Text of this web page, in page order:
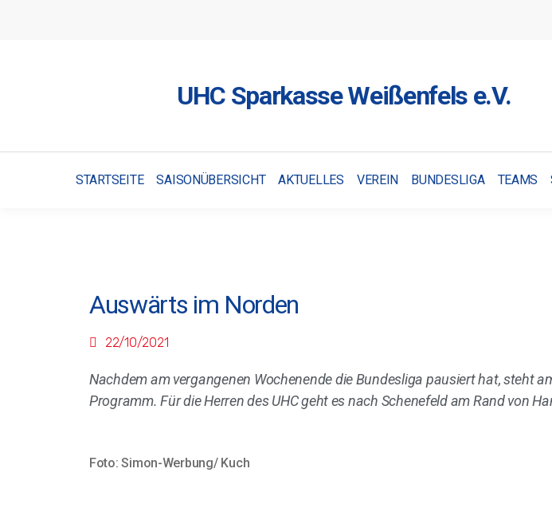
UHC Sparkasse Weißenfels e.V.
STARTSEITE SAISONÜBERSICHT AKTUELLES VEREIN BUNDESLIGA TEAMS
Auswärts im Norden
22/10/2021
Nachdem am vergangenen Wochenende die Bundesliga pausiert hat, steht
Programm. Für die Herren des UHC geht es nach Schenefeld am Rand von
Foto: Simon-Werbung/ Kuch